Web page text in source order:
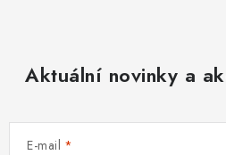
Aktuální novinky a
E-mail